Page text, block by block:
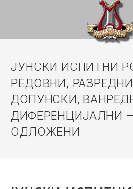
ЈУНСКИ ИСПИТНИ
РЕДОВНИ,
ДОПУНСКИ,
ДИФЕРЕНЦИЈАЛНИ
ОДЛОЖЕНИ